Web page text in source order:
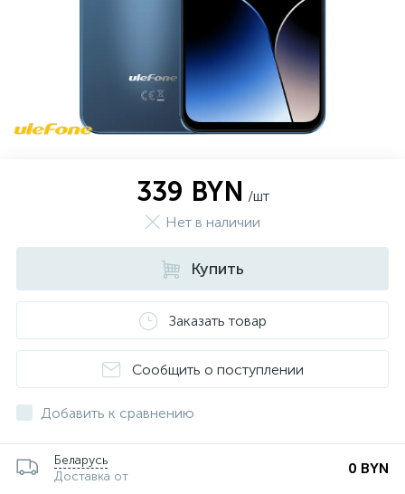
339 BYN /шт
Нет в наличии
Купить
Заказать товар
Сообщить о поступлении
Добавить к сравнению
Беларусь
Доставка от
0 BYN